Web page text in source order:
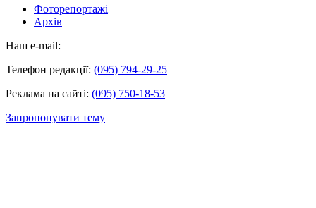
Фоторепортажі
Архів
Наш e-mail:
Телефон редакції: (095) 794-29-25
Реклама на сайті: (095) 750-18-53
Запропонувати тему